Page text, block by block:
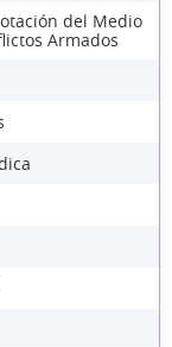
del Medio
Armados